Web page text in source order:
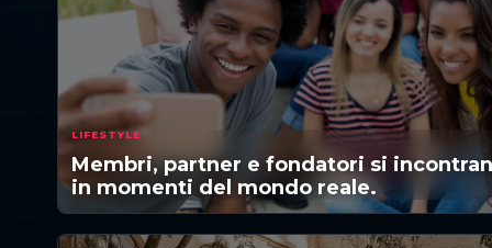
LIFESTYLE
Membri, partner e fondatori si
in momenti del mondo reale.